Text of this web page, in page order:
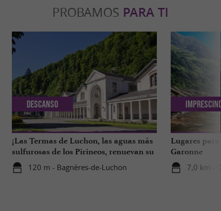
PROBAMOS PARA TI
¡Las Termas de Luchon, las aguas más
sulfurosas de los Pirineos, renuevan su
imagen!
120 m - Bagnères-de-Luchon
Descanso
Lugares
Garonne
7,0 km -